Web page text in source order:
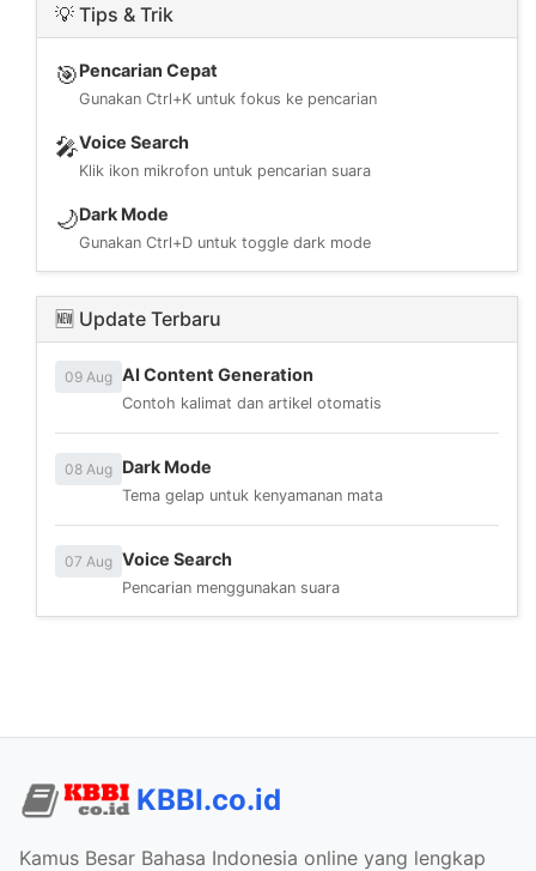
💡 Tips & Trik
🎯Pencarian Cepat
Gunakan Ctrl+K untuk fokus ke pencarian
🎤Voice Search
Klik ikon mikrofon untuk pencarian suara
🌙Dark Mode
Gunakan Ctrl+D untuk toggle dark mode
🆕 Update Terbaru
09 Aug AI Content Generation
Contoh kalimat dan artikel otomatis
08 Aug Dark Mode
Tema gelap untuk kenyamanan mata
07 Aug Voice Search
Pencarian menggunakan suara
KBBI.co.id
Kamus Besar Bahasa Indonesia online yang lengkap